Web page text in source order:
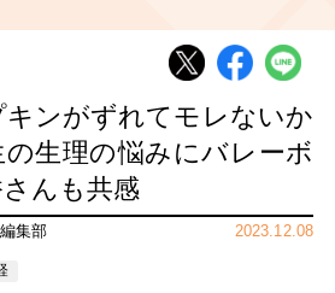
キンがずれてモレないか
生理の悩みにバレーボ
んも共感
集部 2023.12.08